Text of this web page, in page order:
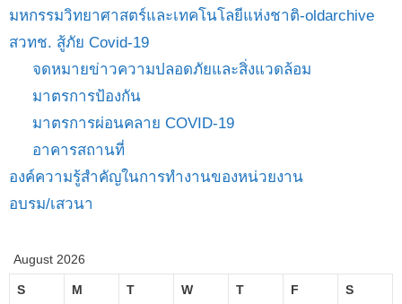
มหกรรมวิทยาศาสตร์และเทคโนโลยีแห่งชาติ-oldarchive
สวทช. สู้ภัย Covid-19
จดหมายข่าวความปลอดภัยและสิ่งแวดล้อม
มาตรการป้องกัน
มาตรการผ่อนคลาย COVID-19
อาคารสถานที่
องค์ความรู้สำคัญในการทำงานของหน่วยงาน
อบรม/เสวนา
August 2026
S M T W T F S